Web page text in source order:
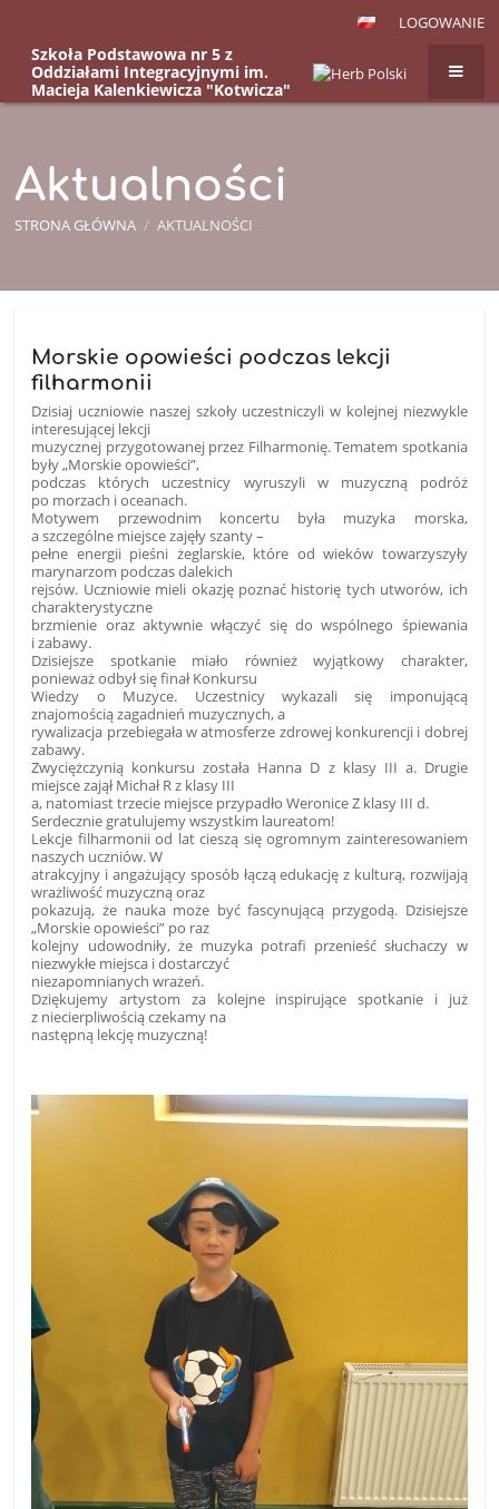
LOGOWANIE
Szkoła Podstawowa nr 5 z
Oddziałami Integracyjnymi im.
Macieja Kalenkiewicza "Kotwicza"
w Kętrzynie, ul. Kazimierza
Aktualności
STRONA GŁÓWNA / AKTUALNOŚCI
Morskie opowieści podczas lekcji
filharmonii
Dzisiaj uczniowie naszej szkoły uczestniczyli w kolejnej niezwykle
interesującej lekcji
muzycznej przygotowanej przez Filharmonię. Tematem spotkania
były „Morskie opowieści”,
podczas których uczestnicy wyruszyli w muzyczną podróż
po morzach i oceanach.
Motywem przewodnim koncertu była muzyka morska,
a szczególne miejsce zajęły szanty –
pełne energii pieśni żeglarskie, które od wieków towarzyszyły
marynarzom podczas dalekich
rejsów. Uczniowie mieli okazję poznać historię tych utworów, ich
charakterystyczne
brzmienie oraz aktywnie włączyć się do wspólnego śpiewania
i zabawy.
Dzisiejsze spotkanie miało również wyjątkowy charakter,
ponieważ odbył się finał Konkursu
Wiedzy o Muzyce. Uczestnicy wykazali się imponującą
znajomością zagadnień muzycznych, a
rywalizacja przebiegała w atmosferze zdrowej konkurencji i dobrej
zabawy.
Zwyciężczynią konkursu została Hanna D z klasy III a. Drugie
miejsce zajął Michał R z klasy III
a, natomiast trzecie miejsce przypadło Weronice Z klasy III d.
Serdecznie gratulujemy wszystkim laureatom!
Lekcje filharmonii od lat cieszą się ogromnym zainteresowaniem
naszych uczniów. W
atrakcyjny i angażujący sposób łączą edukację z kulturą, rozwijają
wrażliwość muzyczną oraz
pokazują, że nauka może być fascynującą przygodą. Dzisiejsze
„Morskie opowieści” po raz
kolejny udowodniły, że muzyka potrafi przenieść słuchaczy w
niezwykłe miejsca i dostarczyć
niezapomnianych wrażeń.
Dziękujemy artystom za kolejne inspirujące spotkanie i już
z niecierpliwością czekamy na
następną lekcję muzyczną!